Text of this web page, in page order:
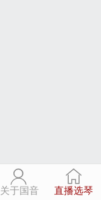
关于国音 直播选琴